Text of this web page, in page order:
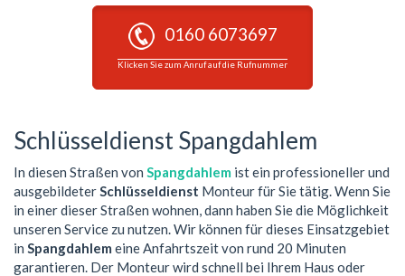
0160 6073697
Klicken Sie zum Anruf auf die Rufnummer
Schlüsseldienst Spangdahlem
In diesen Straßen von Spangdahlem ist ein professioneller und
ausgebildeterSchlüsseldienst Monteur für Sie tätig. Wenn Sie
in einer dieser Straßen wohnen, dann haben Sie die Möglichkeit
unseren Service zu nutzen. Wir können für dieses Einsatzgebiet
in Spangdahlem eine Anfahrtszeit von rund 20 Minuten
garantieren. Der Monteur wird schnell bei Ihrem Haus oder